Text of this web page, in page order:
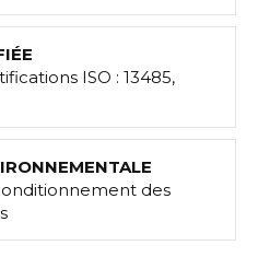
ISO : 13485,
des